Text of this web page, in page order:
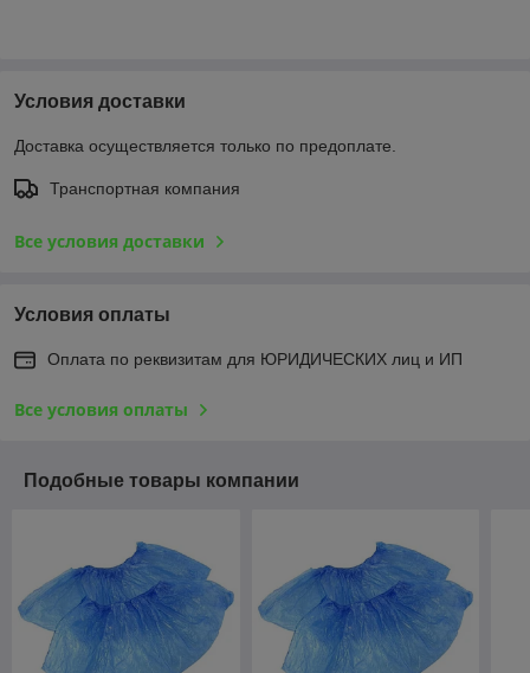
Условия доставки
Доставка осуществляется только по предоплате.
Транспортная компания
Все условия доставки
Условия оплаты
Оплата по реквизитам для ЮРИДИЧЕСКИХ лиц и ИП
Все условия оплаты
Подобные товары компании